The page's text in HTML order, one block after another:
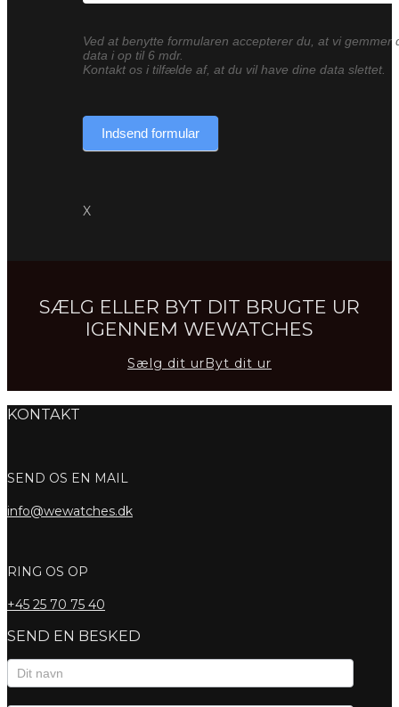
Ved at benytte formularen accepterer du, at vi gemmer
data i op til 6 mdr.
Kontakt os i tilfælde af, at du vil have dine data slettet.
Indsend formular
X
SÆLG ELLER BYT DIT BRUGTE UR
IGENNEM WEWATCHES
Sælg dit urByt dit ur
KONTAKT
SEND OS EN MAIL
info@wewatches.dk
RING OS OP
+45 25 70 75 40
SEND EN BESKED
Kontaktformular